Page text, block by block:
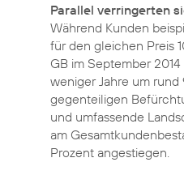
Parallel verringerten
Während Kunden
für den gleichen Preis
GB im September
weniger Jahre um rund
gegenteiligen
und umfassende
am
Prozent angestiegen.